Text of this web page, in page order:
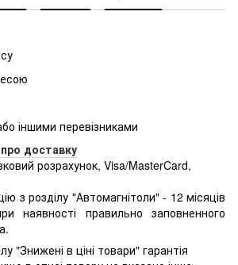
іншими перевізниками
доставку
розрахунок, Visa/MasterCard,
з розділу "Автомагнітоли" - 12 місяців
наявності правильно заповненного
"Знижені в ціні товари" гарантія